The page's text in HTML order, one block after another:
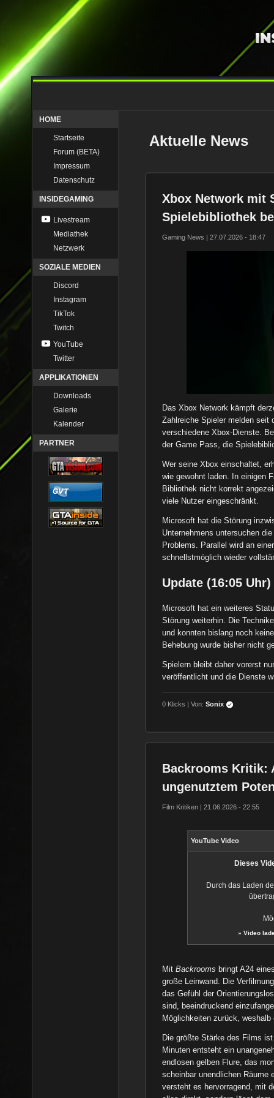
HOME
Startseite
Forum (BETA)
Impressum
Datenschutz
INSIDEGAMING
Livestream
Mediathek
Netzwerk
SOZIALE MEDIEN
Discord
Instagram
TikTok
Twitch
YouTube
Twitter
APPLIKATIONEN
Downloads
Galerie
Kalender
PARTNER
Aktuelle News
Xbox Network mit
Spielebibliothek
Gaming News | 27.07.2026 - 18:47
Das Xbox Network kämpft
Zahlreiche Spieler melden seit
verschiedene Xbox-Dienste.
der Game Pass, die
Wer seine Xbox einschaltet,
wie gewohnt laden. In einigen
Bibliothek nicht korrekt
viele Nutzer eingeschränkt.
Microsoft hat die Störung
Unternehmens untersuchen
Problems. Parallel wird an
schnellstmöglich wieder
Update (16:05 Uhr)
Microsoft hat ein weiteres
Störung weiterhin. Die
und konnten bislang noch
Behebung wurde bisher nicht
Spielern bleibt daher vorerst
veröffentlicht und die Dienste
0 Klicks | Von:Sonix
Backrooms Kritik:
ungenutztem
Film Kritiken | 21.06.2026 - 22:55
YouTube Video
Dieses
Durch das Laden
» Video
MitBackrooms bringt A24
große Leinwand. Die
das Gefühl der
sind, beeindruckend
Möglichkeiten zurück,
Die größte Stärke des Films
Minuten entsteht ein
endlosen gelben Flure, das
scheinbar unendlichen Räume
versteht es hervorragend, mit